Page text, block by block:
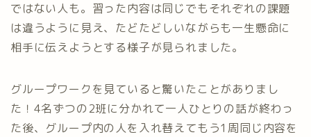
ではない人も。習った内容は同じでもそれぞれの課題
は違うように見え、たどたどしいながらも一生懸命に
相手に伝えようとする様子が見られました。
グループワークを見ていると驚いたことがありまし
た！4名ずつの2班に分かれて一人ひとりの話が終わっ
た後、グループ内の人を入れ替えてもう1周同じ内容を